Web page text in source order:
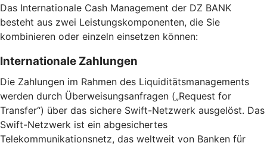
Das Internationale Cash Management der DZ BANK
besteht aus zwei Leistungskomponenten, die Sie
kombinieren oder einzeln einsetzen können:
Internationale Zahlungen
Die Zahlungen im Rahmen des Liquiditätsmanagements
werden durch Überweisungsanfragen („Request for
Transfer“) über das sichere Swift-Netzwerk ausgelöst. Das
Swift-Netzwerk ist ein abgesichertes
Telekommunikationsnetz, das weltweit von Banken für